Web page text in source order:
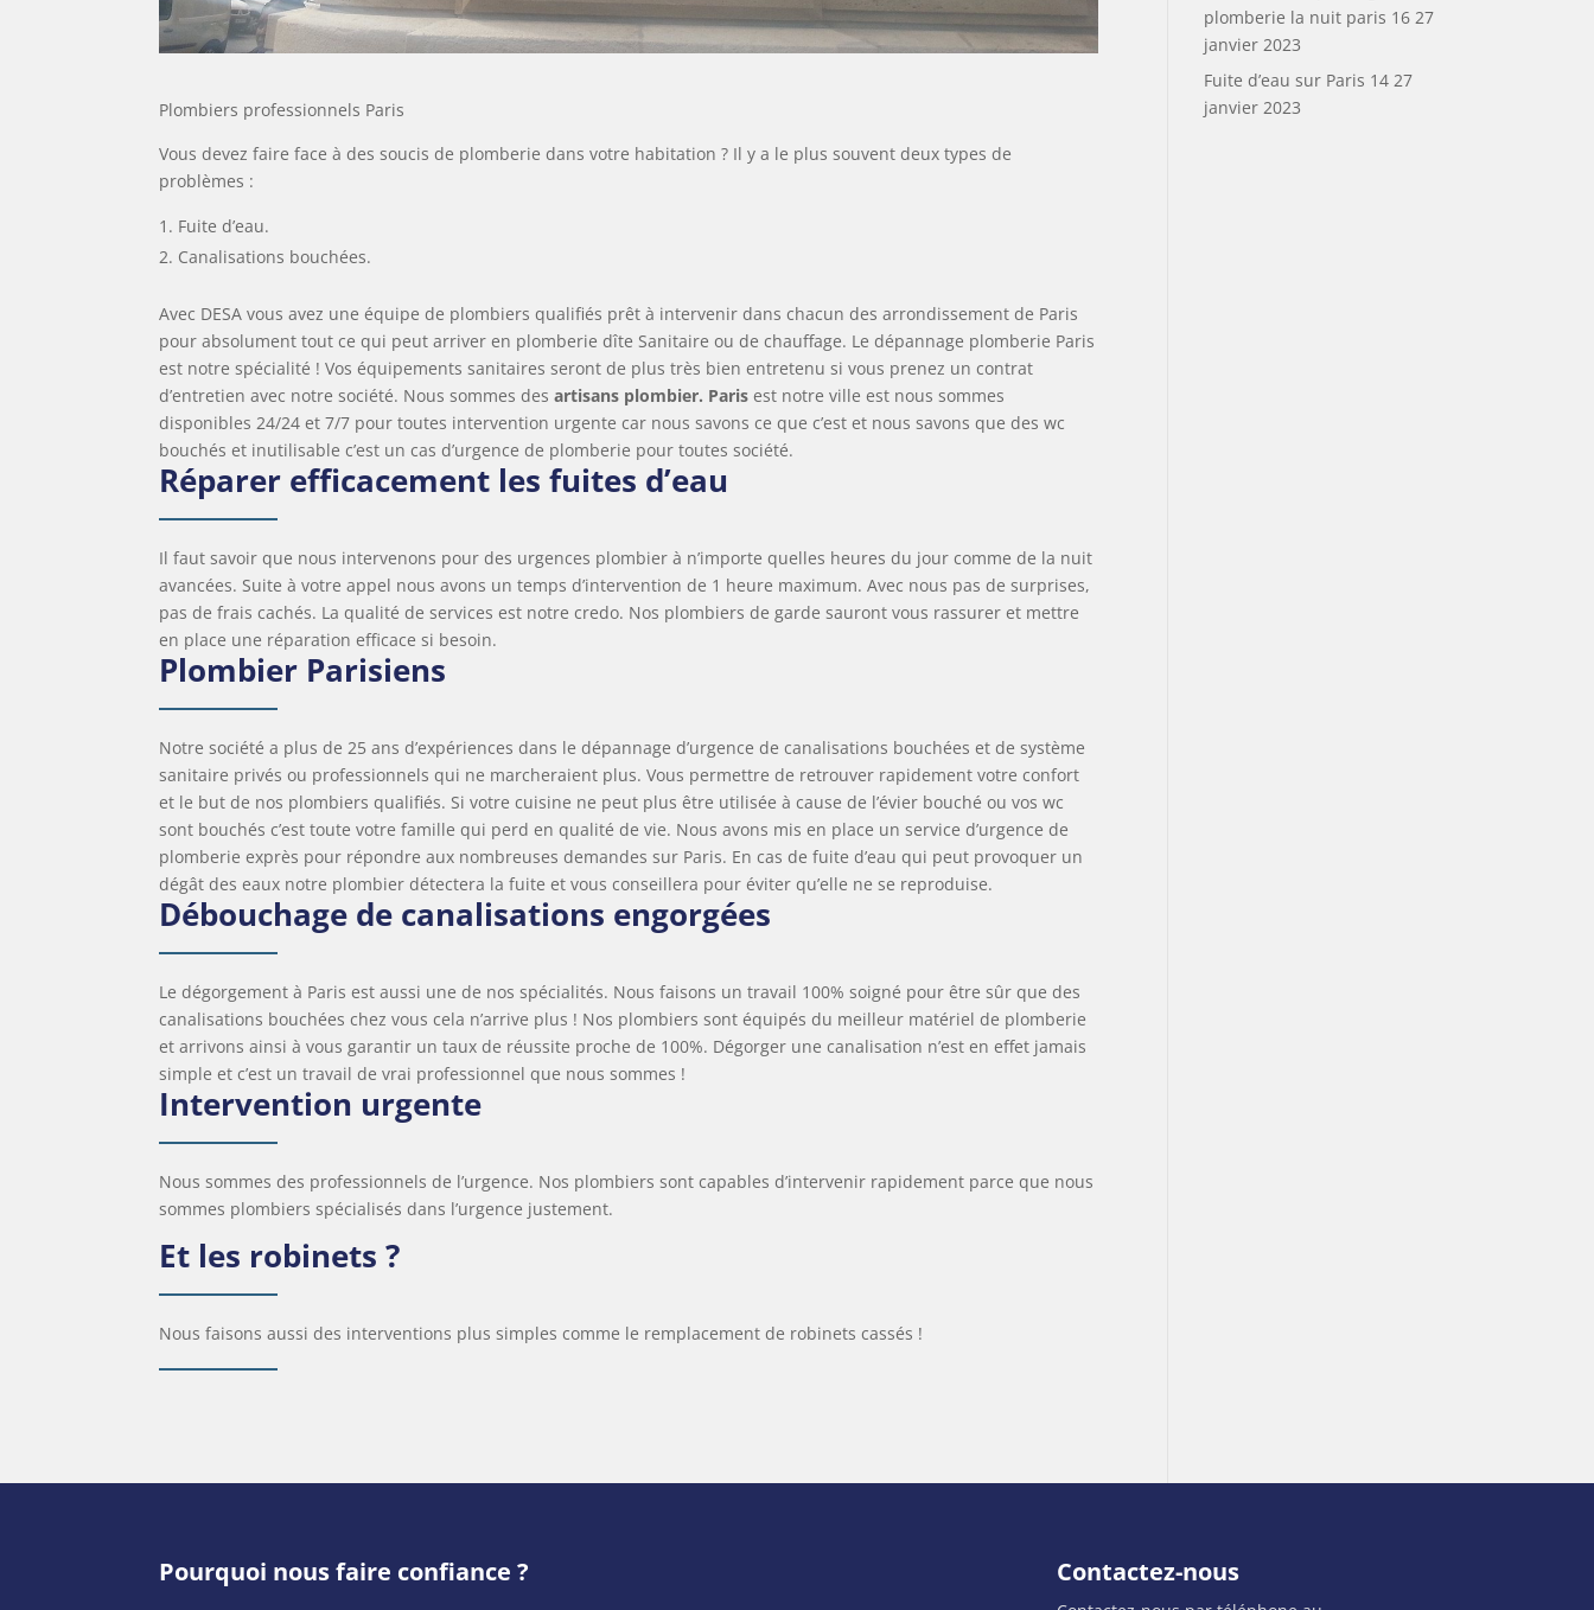
Plombiers professionnels Paris
Vous devez faire face à des soucis de plomberie dans votre habitation ? Il y a le plus souvent deux types de
problèmes :
Fuite d’eau.
Canalisations bouchées.
Avec DESA vous avez une équipe de plombiers qualifiés prêt à intervenir dans chacun des arrondissement de Paris
pour absolument tout ce qui peut arriver en plomberie dîte Sanitaire ou de chauffage. Le dépannage plomberie Paris
est notre spécialité ! Vos équipements sanitaires seront de plus très bien entretenu si vous prenez un contrat
d’entretien avec notre société. Nous sommes desartisans plombier. Paris est notre ville est nous sommes
disponibles 24/24 et 7/7 pour toutes intervention urgente car nous savons ce que c’est et nous savons que des wc
bouchés et inutilisable c’est un cas d’urgence de plomberie pour toutes société.
Réparer efficacement les fuites d’eau
Il faut savoir que nous intervenons pour des urgences plombier à n’importe quelles heures du jour comme de la nuit
avancées. Suite à votre appel nous avons un temps d’intervention de 1 heure maximum. Avec nous pas de surprises,
pas de frais cachés. La qualité de services est notre credo. Nos plombiers de garde sauront vous rassurer et mettre
en place une réparation efficace si besoin.
Plombier Parisiens
Notre société a plus de 25 ans d’expériences dans le dépannage d’urgence de canalisations bouchées et de système
sanitaire privés ou professionnels qui ne marcheraient plus. Vous permettre de retrouver rapidement votre confort
et le but de nos plombiers qualifiés. Si votre cuisine ne peut plus être utilisée à cause de l’évier bouché ou vos wc
sont bouchés c’est toute votre famille qui perd en qualité de vie. Nous avons mis en place un service d’urgence de
plomberie exprès pour répondre aux nombreuses demandes sur Paris. En cas de fuite d’eau qui peut provoquer un
dégât des eaux notre plombier détectera la fuite et vous conseillera pour éviter qu’elle ne se reproduise.
Débouchage de canalisations engorgées
Le dégorgement à Paris est aussi une de nos spécialités. Nous faisons un travail 100% soigné pour être sûr que des
canalisations bouchées chez vous cela n’arrive plus ! Nos plombiers sont équipés du meilleur matériel de plomberie
et arrivons ainsi à vous garantir un taux de réussite proche de 100%. Dégorger une canalisation n’est en effet jamais
simple et c’est un travail de vrai professionnel que nous sommes !
Intervention urgente
Nous sommes des professionnels de l’urgence. Nos plombiers sont capables d’intervenir rapidement parce que nous
sommes plombiers spécialisés dans l’urgence justement.
Et les robinets ?
Nous faisons aussi des interventions plus simples comme le remplacement de robinets cassés !
plomberie la nuit paris 16 27
janvier 2023
Fuite d’eau sur Paris 14 27
janvier 2023
Pourquoi nous faire confiance ? Contactez-nous